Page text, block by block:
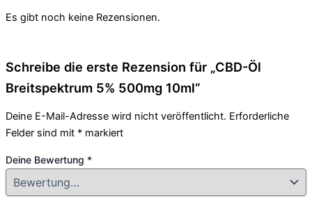
Es gibt noch keine Rezensionen.
Schreibe die erste Rezension für „CBD-Öl
Breitspektrum 5% 500mg 10ml“
Deine E-Mail-Adresse wird nicht veröffentlicht. Erforderliche
Felder sind mit * markiert
Deine Bewertung *